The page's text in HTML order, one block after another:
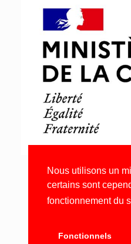
Nous utilisons un
certains sont
fonctionnement du
Fonctionnels